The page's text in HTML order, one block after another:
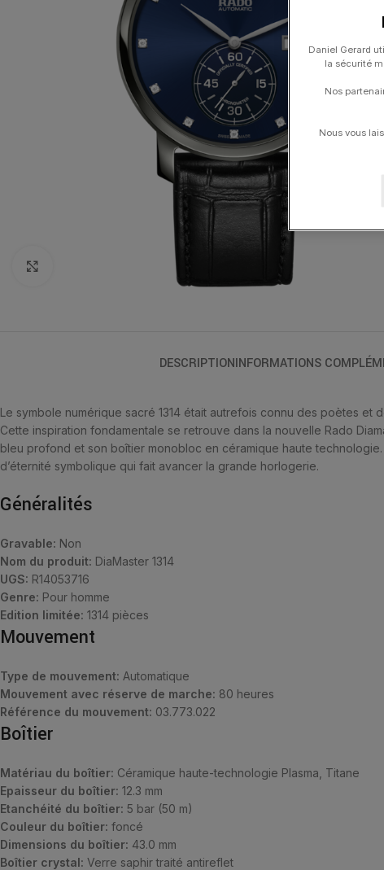
DESCRIPTIONINFORMATIONS
Le symbole numérique sacré 1314 était autrefois connu des poètes
Cette inspiration fondamentale se retrouve dans la nouvelle Rado
bleu profond et son boîtier monobloc en céramique haute
d’éternité symbolique qui fait avancer la grande horlogerie.
Généralités
Gravable: Non
Nom du produit: DiaMaster 1314
UGS: R14053716
Genre: Pour homme
Edition limitée: 1314 pièces
Mouvement
Type de mouvement: Automatique
Mouvement avec réserve de marche: 80 heures
Référence du mouvement: 03.773.022
Boîtier
Matériau du boîtier: Céramique haute-technologie Plasma, Titane
Epaisseur du boîtier: 12.3 mm
Etanchéité du boîtier: 5 bar (50 m)
Couleur du boîtier: foncé
Dimensions du boîtier: 43.0 mm
Boîtier crystal: Verre saphir traité antireflet
Daniel Gerard
la sécurité
Nos
Nous vous